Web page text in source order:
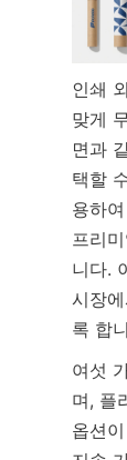
인쇄
맞게
면과
택할
용하
프리
니다.
시장
록 합
여섯
며, 플
옵션